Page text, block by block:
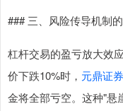
### 三、风险传导机制
杠杆交易的盈亏放大效
价下跌10%时， 元鼎证券
金将全部亏空。这种"悬